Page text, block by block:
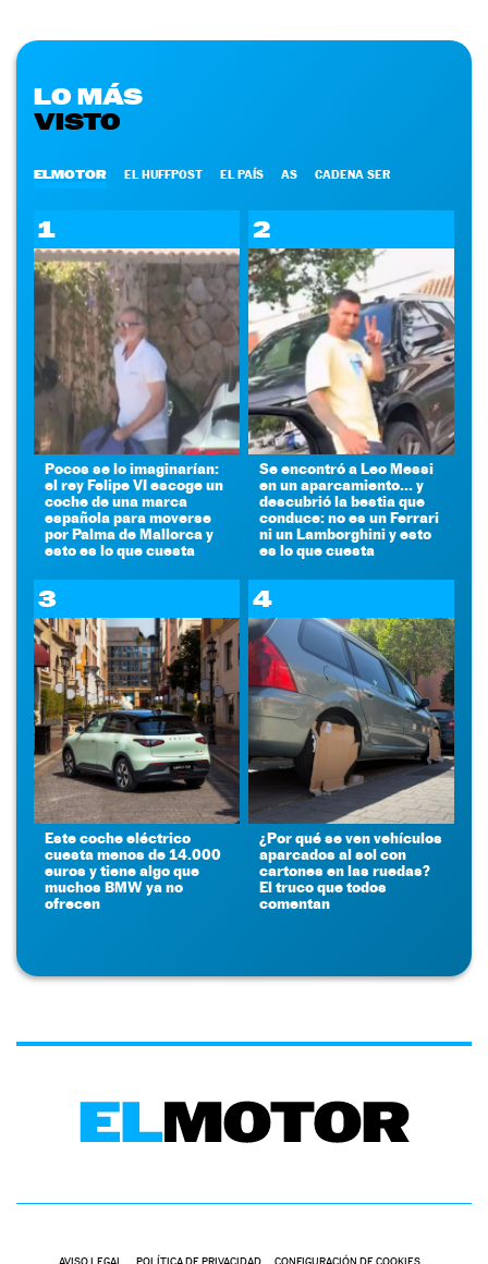
LO MÁS
VISTO
ELMOTOR EL HUFFPOST EL PAÍS AS CADENA SER
1
Pocos se lo imaginarían:
el rey Felipe VI escoge un
coche de una marca
española para moverse
por Palma de Mallorca y
esto es lo que cuesta
2
Se encontró a Leo Messi
en un aparcamiento... y
descubrió la bestia que
conduce: no es un Ferrari
ni un Lamborghini y esto
es lo que cuesta
3
Este coche eléctrico
cuesta menos de 14.000
euros y tiene algo que
muchos BMW ya no
ofrecen
4
¿Por qué se ven vehículos
aparcados al sol con
cartones en las ruedas?
El truco que todos
comentan